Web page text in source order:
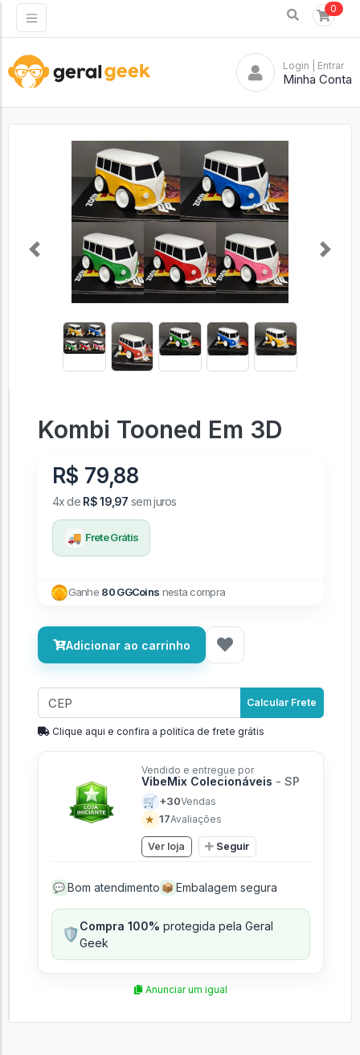
0
Login | Entrar
Minha Conta
Previous
Kombi Tooned Em 3D
R$ 79,88
4x deR$ 19,97sem juros
🚚 Frete Grátis
Ganhe80 GGCoinsnesta compra
Adicionar ao carrinho
Clique aqui e confira a politíca de frete grátis
Vendido e entregue por
VibeMix Colecionáveis
🛒+30Vendas
Bom atendimento